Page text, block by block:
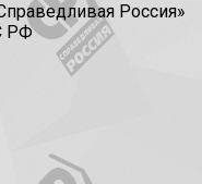
Россия»
РФ